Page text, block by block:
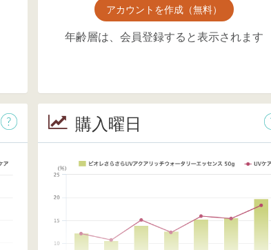
アカウントを作成（無料）
年齢層は、会員登録すると表示されます
購入曜日